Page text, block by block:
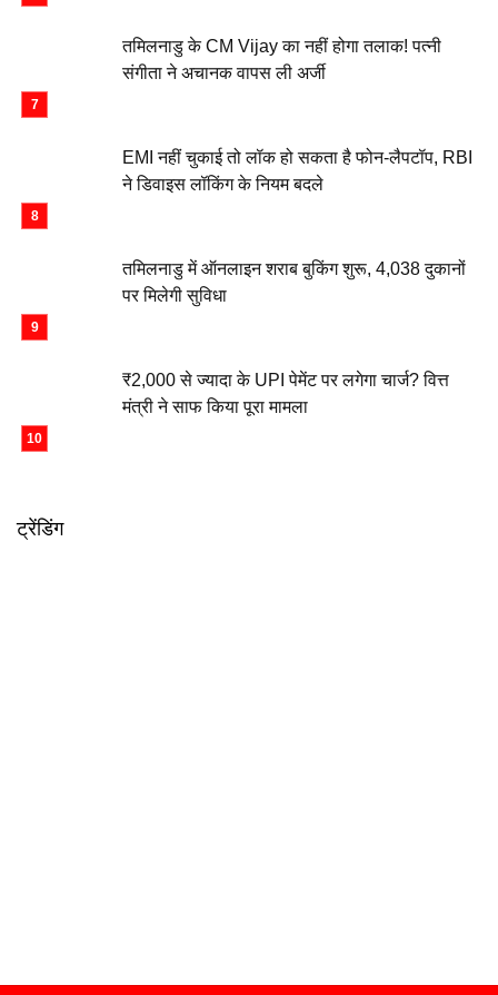
तमिलनाडु के CM Vijay का नहीं होगा तलाक! पत्नी
संगीता ने अचानक वापस ली अर्जी
EMI नहीं चुकाई तो लॉक हो सकता है फोन-लैपटॉप, RBI
ने डिवाइस लॉकिंग के नियम बदले
तमिलनाडु में ऑनलाइन शराब बुकिंग शुरू, 4,038 दुकानों
पर मिलेगी सुविधा
₹2,000 से ज्यादा के UPI पेमेंट पर लगेगा चार्ज? वित्त
मंत्री ने साफ किया पूरा मामला
ट्रेंडिंग